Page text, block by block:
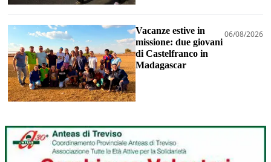
Vacanze estive in
missione: due giovani
di Castelfranco in
Madagascar
06/08/2026